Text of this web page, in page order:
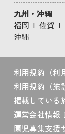
九州・沖縄
福岡
佐賀
沖縄
利用規約（利
利用規約（施
掲載している
運営会社情報
園児募集支援